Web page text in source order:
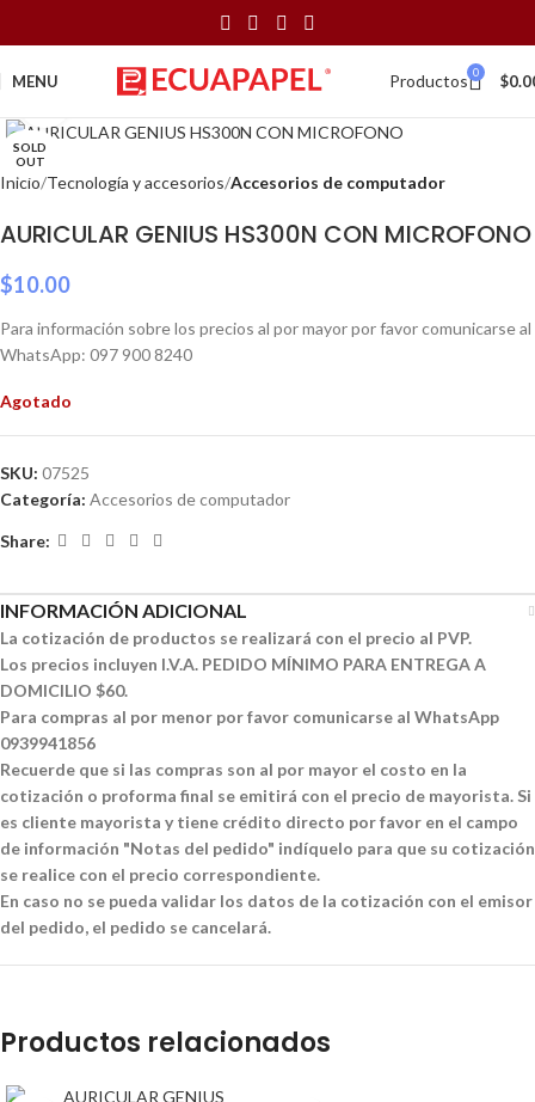
MENU Productos 0 $
SOLD
OUT
Click to enlarge
Inicio Tecnología y accesorios Accesorios de computador
AURICULAR GENIUS HS300N CON MICROFONO
$10.00
Para información sobre los precios al por mayor por favor comunicarse al
WhatsApp: 097 900 8240
Agotado
SKU: 07525
Categoría: Accesorios de computador
Share:
INFORMACIÓN ADICIONAL
La cotización de productos se realizará con el precio al PVP.
Los precios incluyen I.V.A. PEDIDO MÍNIMO PARA ENTREGA A
DOMICILIO $60.
Para compras al por menor por favor comunicarse al WhatsApp
0939941856
Recuerde que si las compras son al por mayor el costo en la
cotización o proforma final se emitirá con el precio de mayorista. Si
es cliente mayorista y tiene crédito directo por favor en el campo
de información "Notas del pedido" indíquelo para que su cotización
se realice con el precio correspondiente.
En caso no se pueda validar los datos de la cotización con el emisor
del pedido, el pedido se cancelará.
Productos relacionados